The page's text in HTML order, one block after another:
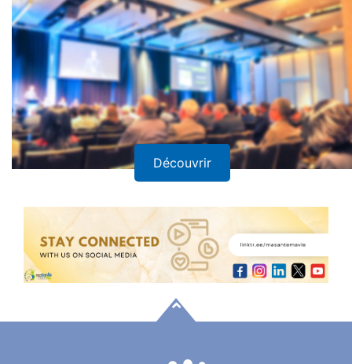
Découvrir